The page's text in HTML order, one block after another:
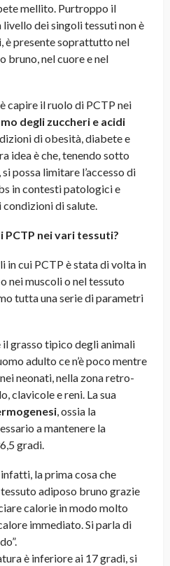
mellito. Purtroppo il
dei singoli tessuti non è
è presente soprattutto nel
bruno, nel cuore e nel
capire il ruolo di PCTP nei
degli zuccheri e acidi
di obesità, diabete e
idea è che, tenendo sotto
possa limitare l’accesso di
in contesti patologici e
di salute.
PCTP nei vari tessuti?
in cui PCTP è stata di volta in
nei muscoli o nel tessuto
tutta una serie di parametri
il grasso tipico degli animali
adulto ce n’è poco mentre
neonati, nella zona retro-
clavicole e reni. La sua
, ossia la
a mantenere la
gradi.
la prima cosa che
adiposo bruno grazie
calorie in modo molto
immediato. Si parla di
è inferiore ai 17 gradi, si